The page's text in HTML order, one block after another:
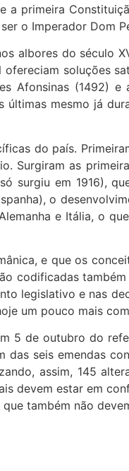
a primeira
o Imperador Dom
albores do século
soluções
Afonsinas (1492) e
últimas mesmo já
do país.
Surgiram as
surgiu em 1916),
o
e Itália, o
e que os
codificadas também
legislativo e nas
um pouco mais
5 de outubro do
das seis emendas
assim, 145
devem estar em
também não